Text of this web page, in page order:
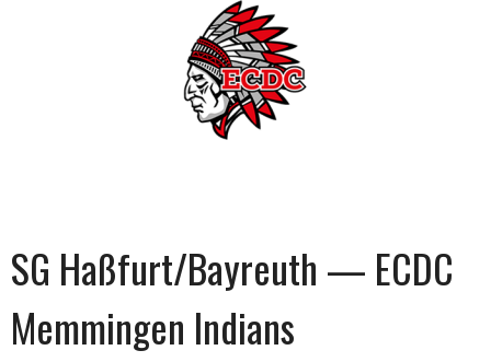
SG Haßfurt/Bayreuth — ECDC
Memmingen Indians